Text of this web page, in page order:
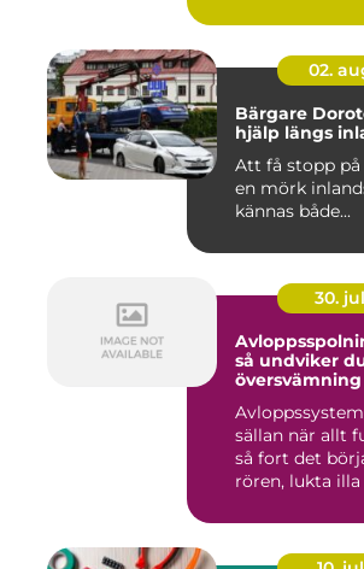
02.
Bärgare
hjälp längs
Att få stopp
en mörk
kännas både...
30. jul
så undviker
sällan när allt
så fort det
rören, lukta illa